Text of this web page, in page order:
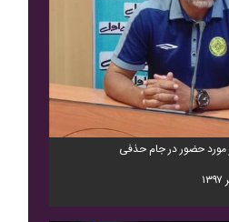
مورد حضور در جام حذفی